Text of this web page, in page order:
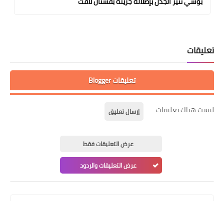
تعليقات
تعليقات Blogger
ليست هناك تعليقات إرسال تعليق
عرض التعليقات فقط
عرض التعليقات والردود